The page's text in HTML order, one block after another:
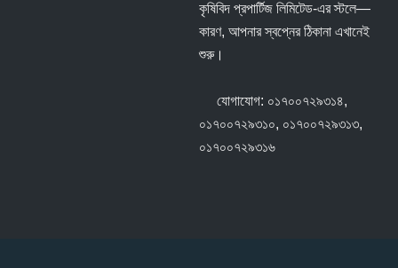
কৃষিবিদ প্রপার্টিজ লিমিটেড-এর স্টলে—
কারণ, আপনার স্বপ্নের ঠিকানা এখানেই
শুরু।
যোগাযোগ: ০১৭০০৭২৯৩১৪,
০১৭০০৭২৯৩১০, ০১৭০০৭২৯৩১৩,
০১৭০০৭২৯৩১৬